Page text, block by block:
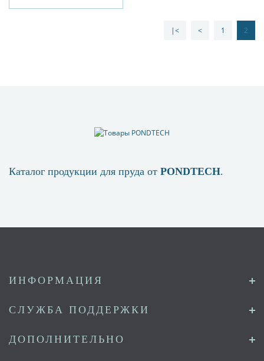
|< < 1 2
Каталог продукции для пруда от PONDTECH.
ИНФОРМАЦИЯ
СЛУЖБА ПОДДЕРЖКИ
ДОПОЛНИТЕЛЬНО